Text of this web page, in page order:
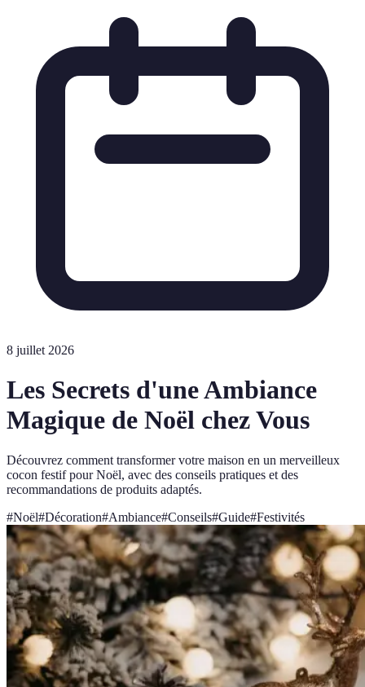
8 juillet 2026
Les Secrets d'une Ambiance
Magique de Noël chez Vous
Découvrez comment transformer votre maison en un merveilleux
cocon festif pour Noël, avec des conseils pratiques et des
recommandations de produits adaptés.
#Noël#Décoration#Ambiance#Conseils#Guide#Festivités